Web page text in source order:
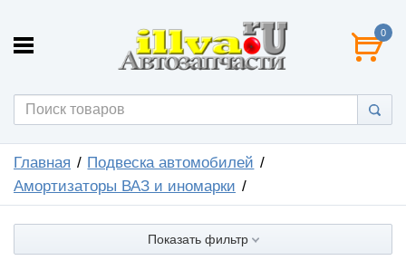
0
Главная
Подвеска автомобилей
Амортизаторы ВАЗ и иномарки
Показать фильтр